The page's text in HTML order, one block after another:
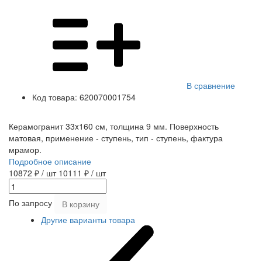
В сравнение
Код товара: 620070001754
Керамогранит 33x160 см, толщина 9 мм. Поверхность
матовая, применение - ступень, тип - ступень, фактура
мрамор.
Подробное описание
10872 ₽ / шт 10111 ₽ / шт
По запросу
В корзину
Другие варианты товара